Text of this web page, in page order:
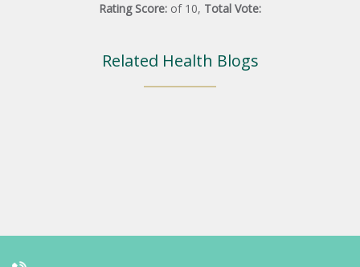
Rating Score: of 10, Total Vote:
Related Health Blogs